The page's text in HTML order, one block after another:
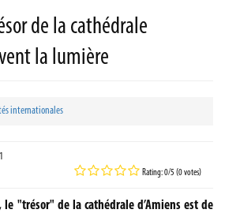
de la cathédrale
la lumière
internationales
Rating: 0/5 (0 votes)
le "trésor" de la cathédrale d’Amiens est de